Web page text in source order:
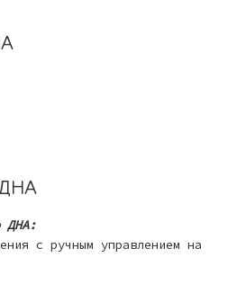
ДНА:
с ручным управлением на